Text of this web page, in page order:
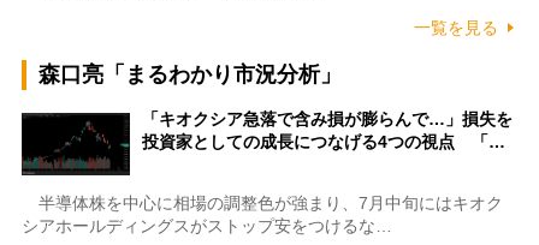
一覧を見る
森口亮「まるわかり市況分析」
「キオクシア急落で含み損が膨らんで…」損失を
投資家としての成長につなげる4つの視点 「…
半導体株を中心に相場の調整色が強まり、7月中旬にはキオク
シアホールディングスがストップ安をつけるな…